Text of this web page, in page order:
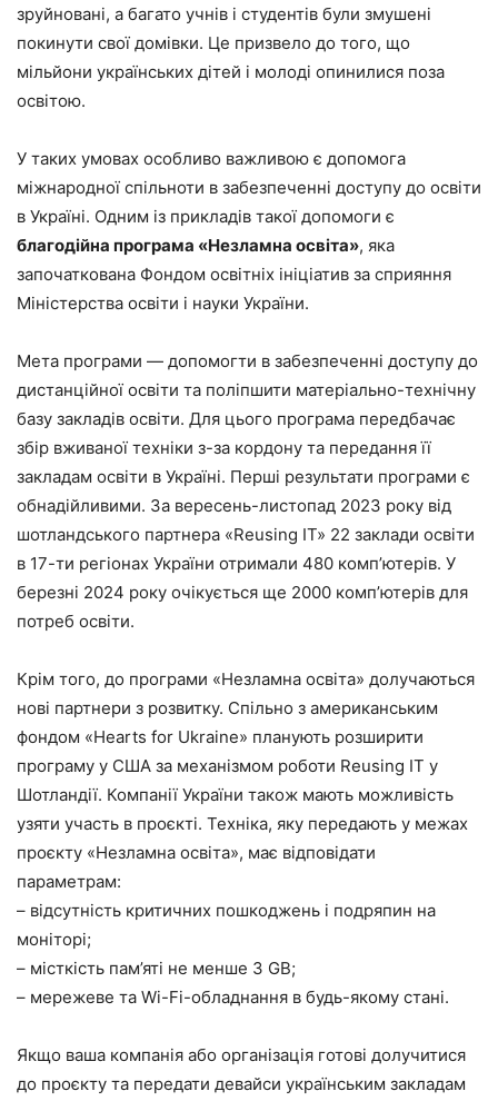
зруйновані, а багато учнів і студентів були змушені
покинути свої домівки. Це призвело до того, що
мільйони українських дітей і молоді опинилися поза
освітою.
У таких умовах особливо важливою є допомога
міжнародної спільноти в забезпеченні доступу до освіти
в Україні. Одним із прикладів такої допомоги є
благодійна програма «Незламна освіта», яка
започаткована Фондом освітніх ініціатив за сприяння
Міністерства освіти і науки України.
Мета програми — допомогти в забезпеченні доступу до
дистанційної освіти та поліпшити матеріально-технічну
базу закладів освіти. Для цього програма передбачає
збір вживаної техніки з-за кордону та передання її
закладам освіти в Україні. Перші результати програми є
обнадійливими. За вересень-листопад 2023 року від
шотландського партнера «Reusing IT» 22 заклади освіти
в 17-ти регіонах України отримали 480 комп’ютерів. У
березні 2024 року очікується ще 2000 комп’ютерів для
потреб освіти.
Крім того, до програми «Незламна освіта» долучаються
нові партнери з розвитку. Спільно з американським
фондом «Hearts for Ukraine» планують розширити
програму у США за механізмом роботи Reusing IT у
Шотландії. Компанії України також мають можливість
узяти участь в проєкті. Техніка, яку передають у межах
проєкту «Незламна освіта», має відповідати
параметрам:
– відсутність критичних пошкоджень і подряпин на
моніторі;
– місткість пам’яті не менше 3 GB;
– мережеве та Wi-Fi-обладнання в будь-якому стані.
Якщо ваша компанія або організація готові долучитися
до проєкту та передати девайси українським закладам